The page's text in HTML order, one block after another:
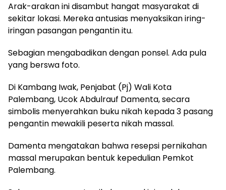
Arak-arakan ini disambut hangat masyarakat di
sekitar lokasi. Mereka antusias menyaksikan iring-
iringan pasangan pengantin itu.
Sebagian mengabadikan dengan ponsel. Ada pula
yang berswa foto.
Di Kambang Iwak, Penjabat (Pj) Wali Kota
Palembang, Ucok Abdulrauf Damenta, secara
simbolis menyerahkan buku nikah kepada 3 pasang
pengantin mewakili peserta nikah massal.
Damenta mengatakan bahwa resepsi pernikahan
massal merupakan bentuk kepedulian Pemkot
Palembang.